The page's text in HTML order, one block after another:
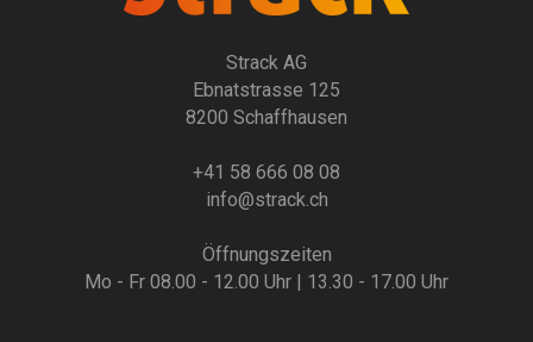
Strack AG
Ebnatstrasse 125
8200 Schaffhausen
+41 58 666 08 08
info@strack.ch
Öffnungszeiten
Mo - Fr 08.00 - 12.00 Uhr | 13.30 - 17.00 Uhr